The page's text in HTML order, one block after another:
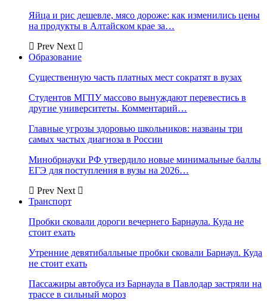
Яйца и рис дешевле, мясо дороже: как изменились цены
на продукты в Алтайском крае за…
Prev Next
Образование
Существенную часть платных мест сократят в вузах
Студентов МГПУ массово вынуждают перевестись в
другие университеты. Комментарий…
Главные угрозы здоровью школьников: названы три
самых частых диагноза в России
Минобрнауки РФ утвердило новые минимальные баллы
ЕГЭ для поступления в вузы на 2026…
Prev Next
Транспорт
Пробки сковали дороги вечернего Барнаула. Куда не
стоит ехать
Утренние девятибалльные пробки сковали Барнаул. Куда
не стоит ехать
Пассажиры автобуса из Барнаула в Павлодар застряли на
трассе в сильный мороз